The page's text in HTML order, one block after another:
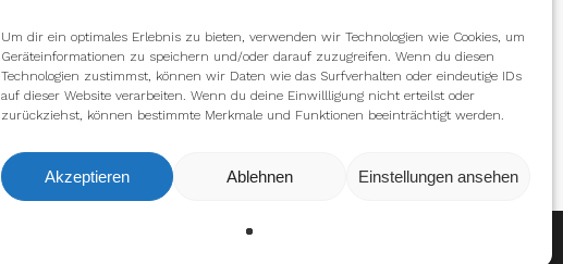
Um dir ein optimales Erlebnis zu bieten, verwenden wir Technologien wie Cookies, um
Geräteinformationen zu speichern und/oder darauf zuzugreifen. Wenn du diesen
Technologien zustimmst, können wir Daten wie das Surfverhalten oder eindeutige IDs
auf dieser Website verarbeiten. Wenn du deine Einwillligung nicht erteilst oder
zurückziehst, können bestimmte Merkmale und Funktionen beeinträchtigt werden.
Akzeptieren Ablehnen Einstellungen ansehen